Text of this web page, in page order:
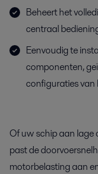
Beheert het
centraal
Eenvoudig te
componenten,
configuraties
Of uw schip aan lage
past de
motorbelasting aan